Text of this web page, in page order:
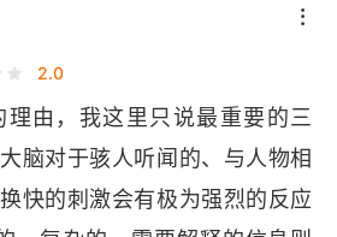
2.0
理由，我这里只说最重要的三
脑对于骇人听闻的、与人物相
快的刺激会有极为强烈的反应